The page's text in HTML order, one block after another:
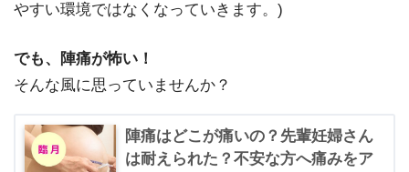
やすい環境ではなくなっていきます。)
でも、陣痛が怖い！
そんな風に思っていませんか？
陣痛はどこが痛いの？先輩妊婦さん
は耐えられた？不安な方へ痛みをア